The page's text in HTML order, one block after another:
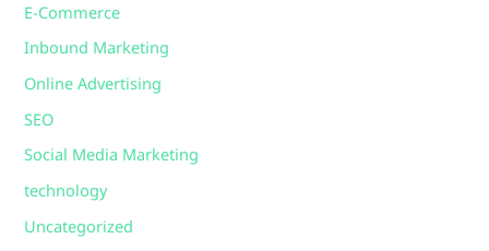
E-Commerce
Inbound Marketing
Online Advertising
SEO
Social Media Marketing
technology
Uncategorized